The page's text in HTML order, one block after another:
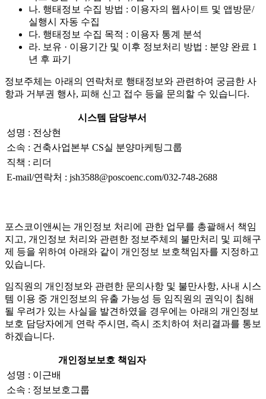
나. 행태정보 수집 방법 : 이용자의 웹사이트 및 앱방문/
실행시 자동 수집
다. 행태정보 수집 목적 : 이용자 통계 분석
라. 보유 · 이용기간 및 이후 정보처리 방법 : 분양 완료 1
년 후 파기
정보주체는 아래의 연락처로 행태정보와 관련하여 궁금한 사
항과 거부권 행사, 피해 신고 접수 등을 문의할 수 있습니다.
시스템 담당부서
성명 : 전상현
소속 : 건축사업본부 CS실 분양마케팅그룹
직책 : 리더
E-mail/연락처 : jsh3588@poscoenc.com/032-748-2688
포스코이앤씨는 개인정보 처리에 관한 업무를 총괄해서 책임
지고, 개인정보 처리와 관련한 정보주체의 불만처리 및 피해구
제 등을 위하여 아래와 같이 개인정보 보호책임자를 지정하고
있습니다.
임직원의 개인정보와 관련한 문의사항 및 불만사항, 사내 시스
템 이용 중 개인정보의 유출 가능성 등 임직원의 권익이 침해
될 우려가 있는 사실을 발견하였을 경우에는 아래의 개인정보
보호 담당자에게 연락 주시면, 즉시 조치하여 처리결과를 통보
하겠습니다.
개인정보보호 책임자
성명 : 이근배
소속 : 정보보호그룹